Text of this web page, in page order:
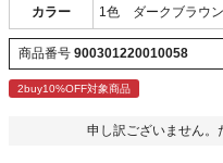
カラー 1色 ダークブラウン
商品番号 900301220010058
2buy10%OFF対象商品
申し訳ございません。